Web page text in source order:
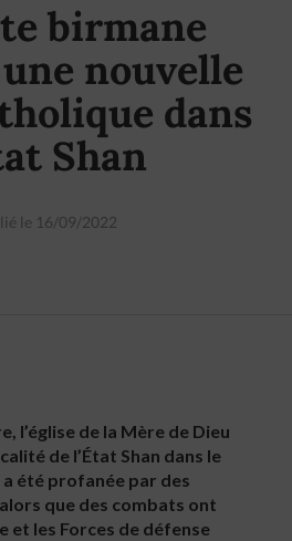
birmane
nouvelle
dans
Shan
le 16/09/2022
l’église de la Mère de Dieu
de l’État Shan dans le
a été profanée par des
que des combats ont
et les Forces de défense